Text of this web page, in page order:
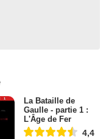
La Bataille de
Gaulle - partie 1 :
L'Âge de Fer
4,4